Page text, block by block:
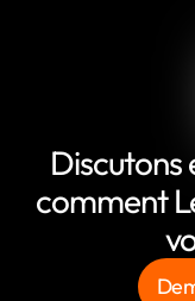
Discutons
comment